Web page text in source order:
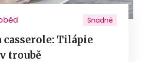
Snadné
casserole: Tilápie
troubě